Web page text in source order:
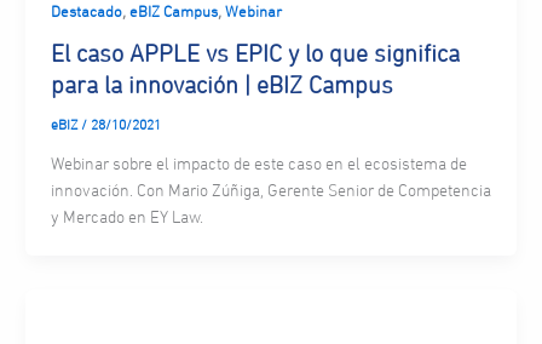
Destacado, eBIZ Campus, Webinar
El caso APPLE vs EPIC y lo que significa
para la innovación | eBIZ Campus
eBIZ / 28/10/2021
Webinar sobre el impacto de este caso en el ecosistema de
innovación. Con Mario Zúñiga, Gerente Senior de Competencia
y Mercado en EY Law.